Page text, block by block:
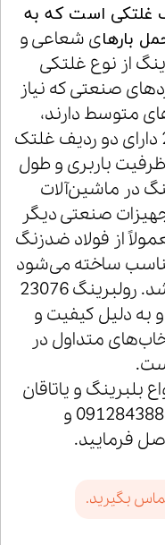
غلتکی است که به
بارهای شعاعی و
از نوع غلتکی
صنعتی که نیاز
متوسط دارند،
استفاده می‌شود. رولبرینگ 23076 دارای دو ردیف غلتک
باربری و طول
در ماشین‌آلات
صنعتی دیگر
از فولاد ضدزنگ
مناسب ساخته می‌شود
تا مقاومت و دوام بالایی داشته باشد. رولبرینگ 23076
و به دلیل کیفیت و
متداول در
بلبرینگ و یاتاقان
می توانید با شماره های 09128438810 و
بگیرید.